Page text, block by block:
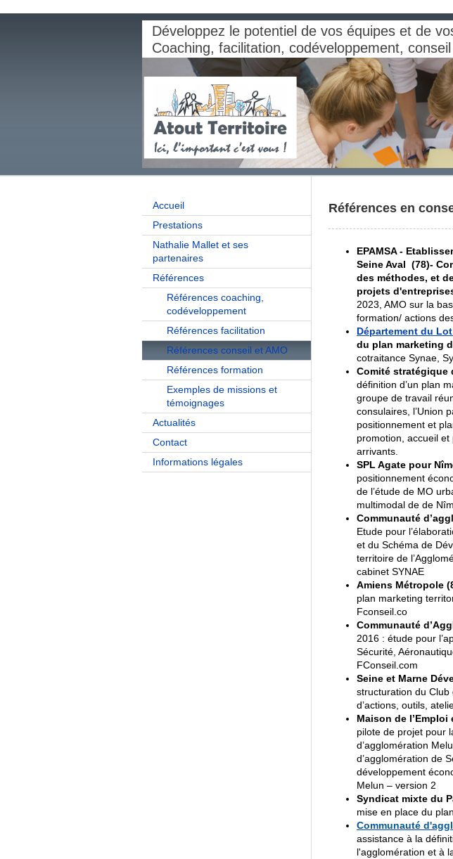
Développez le potentiel de vos équipes et de
Coaching, facilitation, codéveloppement,
Accueil
Prestations
Nathalie Mallet et ses
partenaires
Références
Références coaching,
codéveloppement
Références facilitation
Références conseil et AMO
Références formation
Exemples de missions et
témoignages
Actualités
Contact
Informations légales
Références en
EPAMSA -
Seine Aval (78)-
des méthodes, et
projets
2023, AMO sur la
formation/ actions
Département du
du plan marketing
cotraitance Synae,
Comité stratégique
définition d’un plan
groupe de travail
consulaires, l’Union
positionnement et
promotion, accueil et
arrivants.
SPL Agate pour
positionnement
de l’étude de MO
multimodal de de
Communauté
Etude pour
et du Schéma de
territoire de
cabinet SYNAE
Amiens Métropole
plan marketing
Fconseil.co
Communauté
2016 : étude pour
Sécurité,
FConseil.com
Seine et Marne
structuration du
d’actions, outils,
Maison de
pilote de projet pour
d’agglomération
d’agglomération de
développement
Melun – version 2
Syndicat mixte du
mise en place du
Communauté
assistance à la
l'agglomération et à